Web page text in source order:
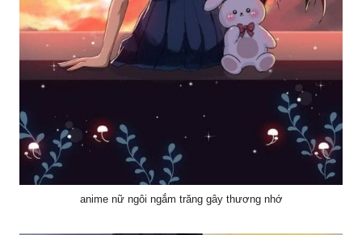
anime nữ ngôi ngắm trăng gây thương nhớ